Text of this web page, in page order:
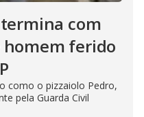
com
ferido
como o pizzaiolo Pedro,
pela Guarda Civil